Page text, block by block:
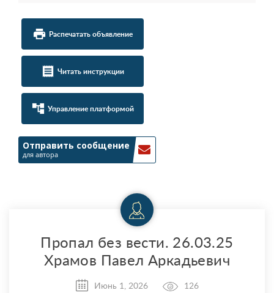
local_printshop Распечатать объявление
receipt Читать инструкции
account_tree Управление платформой
Отправить сообщение
для автора
Пропал без вести. 26.03.25
Храмов Павел Аркадьевич
Июнь 1, 2026 126